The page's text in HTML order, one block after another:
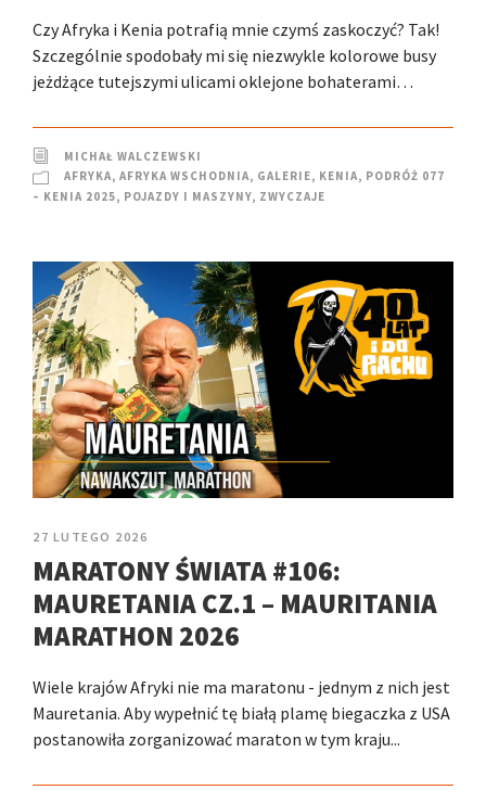
Czy Afryka i Kenia potrafią mnie czymś zaskoczyć? Tak!
Szczególnie spodobały mi się niezwykle kolorowe busy
jeżdżące tutejszymi ulicami oklejone bohaterami…
MICHAŁ WALCZEWSKI
AFRYKA, AFRYKA WSCHODNIA, GALERIE, KENIA, PODRÓŻ 077
– KENIA 2025, POJAZDY I MASZYNY, ZWYCZAJE
27 LUTEGO 2026
MARATONY ŚWIATA #106:
MAURETANIA CZ.1 – MAURITANIA
MARATHON 2026
Wiele krajów Afryki nie ma maratonu - jednym z nich jest
Mauretania. Aby wypełnić tę białą plamę biegaczka z USA
postanowiła zorganizować maraton w tym kraju...